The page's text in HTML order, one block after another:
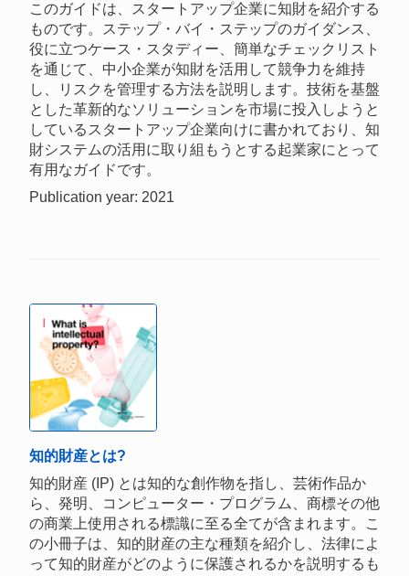
このガイドは、スタートアップ企業に知財を紹介する
ものです。ステップ・バイ・ステップのガイダンス、
役に立つケース・スタディー、簡単なチェックリスト
を通じて、中小企業が知財を活用して競争力を維持
し、リスクを管理する方法を説明します。技術を基盤
とした革新的なソリューションを市場に投入しようと
しているスタートアップ企業向けに書かれており、知
財システムの活用に取り組もうとする起業家にとって
有用なガイドです。
Publication year: 2021
知的財産とは?
知的財産 (IP) とは知的な創作物を指し、芸術作品か
ら、発明、コンピューター・プログラム、商標その他
の商業上使用される標識に至る全てが含まれます。こ
の小冊子は、知的財産の主な種類を紹介し、法律によ
って知的財産がどのように保護されるかを説明するも